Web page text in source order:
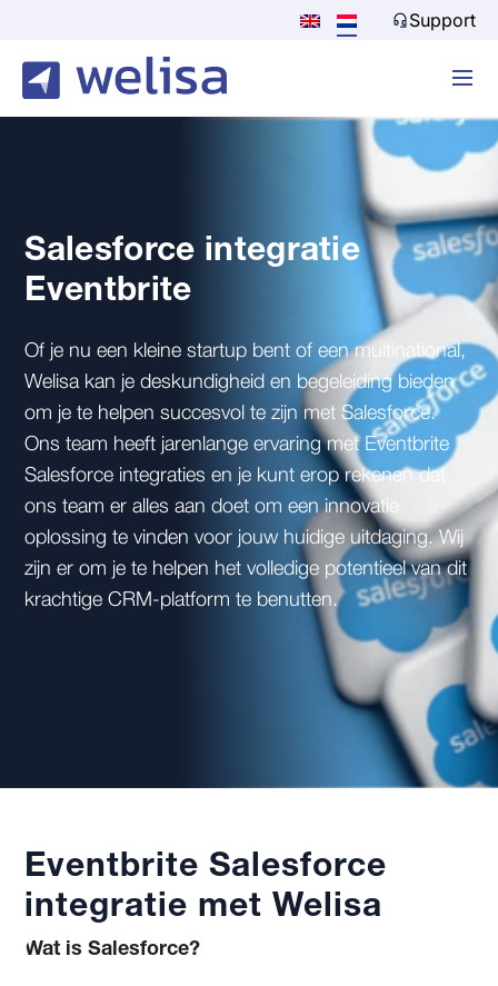
Support
Salesforce integratie
Eventbrite
Of je nu een kleine startup bent of een multinational,
Welisa kan je deskundigheid en begeleiding bieden
om je te helpen succesvol te zijn met Salesforce.
Ons team heeft jarenlange ervaring met Eventbrite
Salesforce integraties en je kunt erop rekenen dat
ons team er alles aan doet om een innovatie
oplossing te vinden voor jouw huidige uitdaging. Wij
zijn er om je te helpen het volledige potentieel van dit
krachtige CRM-platform te benutten.
Eventbrite Salesforce
integratie met Welisa
Wat is Salesforce?